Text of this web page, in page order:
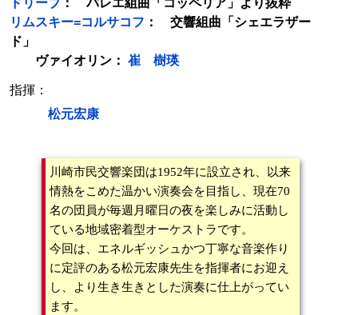
ドリーブ： バレエ組曲「コッペリア」より抜粋
リムスキー=コルサコフ ： 交響組曲「シェエラザー
ド」
ヴァイオリン： 崔 樹瑛
指揮：
松元宏康
川崎市民交響楽団は1952年に設立され、以来
情熱をこめた温かい演奏会を目指し、現在70
名の団員が毎週月曜日の夜を楽しみに活動し
ている地域密着型オーケストラです。
今回は、エネルギッシュかつ丁寧な音楽作り
に定評のある松元宏康先生を指揮者にお迎え
し、より生き生きとした演奏に仕上がってい
ます。